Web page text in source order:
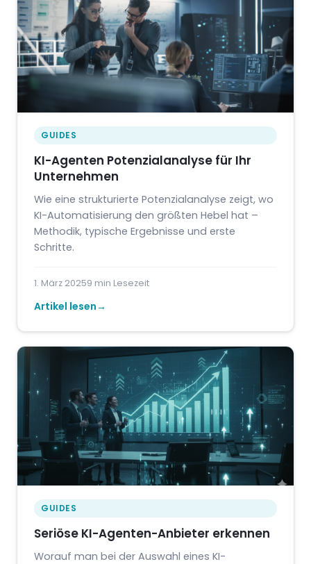
GUIDES
KI-Agenten Potenzialanalyse für Ihr
Unternehmen
Wie eine strukturierte Potenzialanalyse zeigt, wo
KI-Automatisierung den größten Hebel hat –
Methodik, typische Ergebnisse und erste
Schritte.
1. März 20259 min Lesezeit
Artikel lesen
GUIDES
Seriöse KI-Agenten-Anbieter erkennen
Worauf man bei der Auswahl eines KI-